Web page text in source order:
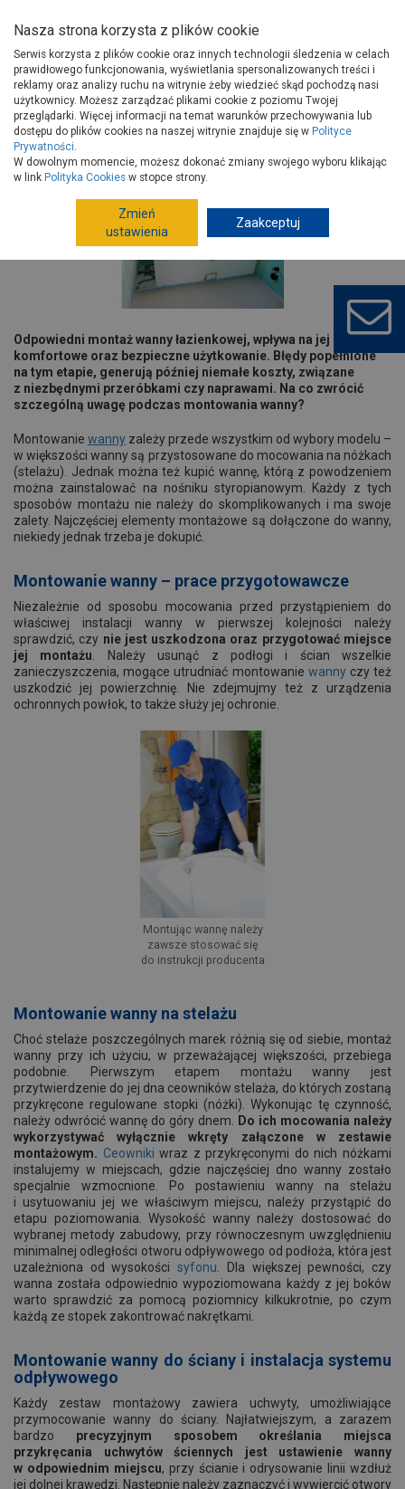
Strona główna Porady Wyposażenie
Łazienka
Prawidłowy montaż wanny łazienkowej
Prawidłowy montaż wanny
łazienkowej
Odpowiedni montaż wanny łazienkowej, wpływa na jej
komfortowe oraz bezpieczne użytkowanie. Błędy popełnione
na tym etapie, generują później niemałe koszty, związane
z niezbędnymi przeróbkami czy naprawami. Na co zwrócić
szczególną uwagę podczas montowania wanny?
Montowanie wanny zależy przede wszystkim od wybory modelu –
w większości wanny są przystosowane do mocowania na nóżkach
(stelażu). Jednak można też kupić wannę, którą z powodzeniem
można zainstalować na nośniku styropianowym. Każdy z tych
sposobów montażu nie należy do skomplikowanych i ma swoje
zalety. Najczęściej elementy montażowe są dołączone do wanny,
niekiedy jednak trzeba je dokupić.
Montowanie wanny – prace przygotowawcze
Niezależnie od sposobu mocowania przed przystąpieniem do
właściwej instalacji wanny w pierwszej kolejności należy
sprawdzić, czy nie jest uszkodzona oraz przygotować miejsce
jej montażu . Należy usunąć z podłogi i ścian wszelkie
zanieczyszczenia, mogące utrudniać montowanie wannyczy też
uszkodzić jej powierzchnię. Nie zdejmujmy też z urządzenia
ochronnych powłok, to także służy jej ochronie.
Montując wannę należy
zawsze stosować się
do instrukcji producenta
Montowanie wanny na stelażu
Choć stelaże poszczególnych marek różnią się od siebie, montaż
wanny przy ich użyciu, w przeważającej większości, przebiega
podobnie. Pierwszym etapem montażu wanny jest
przytwierdzenie do jej dna ceowników stelaża, do których zostaną
przykręcone regulowane stopki (nóżki). Wykonując tę czynność,
należy odwrócić wannę do góry dnem.
Do ich mocowania należy
wykorzystywać wyłącznie wkręty załączone w zestawie
montażowym. Ceowniki wraz z przykręconymi do nich nóżkami
instalujemy w miejscach, gdzie najczęściej dno wanny zostało
specjalnie wzmocnione. Po postawieniu wanny na stelażu
i usytuowaniu jej we właściwym miejscu, należy przystąpić do
etapu poziomowania. Wysokość wanny należy dostosować do
wybranej metody zabudowy, przy równoczesnym uwzględnieniu
minimalnej odległości otworu odpływowego od podłoża, która jest
uzależniona od wysokościsyfonu . Dla większej pewności, czy
wanna została odpowiednio wypoziomowana każdy z jej boków
warto sprawdzić za pomocą poziomnicy kilkukrotnie, po czym
każdą ze stopek zakontrować nakrętkami.
Montowanie wanny do ściany i instalacja systemu
odpływowego
Każdy zestaw montażowy zawiera uchwyty, umożliwiające
przymocowanie wanny do ściany. Najłatwiejszym, a zarazem
bardzo precyzyjnym sposobem określania miejsca
przykręcania uchwytów ściennych jest ustawienie wanny
w odpowiednim miejscu, przy ścianie i odrysowanie linii wzdłuż
jej dolnej krawędzi. Następnie należy zaznaczyć i wywiercić otwory
Nasza strona korzysta z plików cookie
Serwis korzysta z plików cookie oraz innych technologii śledzenia w celach
prawidłowego funkcjonowania, wyświetlania spersonalizowanych treści i
reklamy oraz analizy ruchu na witrynie żeby wiedzieć skąd pochodzą nasi
użytkownicy. Możesz zarządzać plikami cookie z poziomu Twojej
przeglądarki. Więcej informacji na temat warunków przechowywania lub
dostępu do plików cookies na naszej witrynie znajduje się w Polityce
Prywatności.
W dowolnym momencie, możesz dokonać zmiany swojego wyboru klikając
w link Polityka Cookies w stopce strony.
Zmień
ustawienia
Zaakceptuj